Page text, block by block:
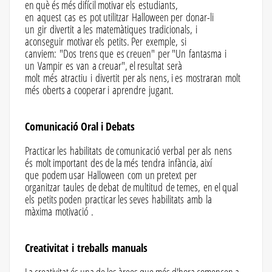
en què és més difícil motivar els estudiants,
en aquest cas es pot utilitzar Halloween per donar-li
un gir divertit a les matemàtiques tradicionals, i
aconseguir motivar els petits. Per exemple, si
canviem: "Dos trens que es creuen" per "Un fantasma i
un Vampir es van a creuar", el resultat serà
molt més atractiu i divertit per als nens, i es mostraran molt
més oberts a cooperar i aprendre jugant.
Comunicació Oral i Debats
Practicar les habilitats de comunicació verbal per als nens
és molt important des de la més tendra infància, així
que podem usar Halloween com un pretext per
organitzar taules de debat de multitud de temes, en el qual
els petits poden practicar les seves habilitats amb la
màxima motivació .
Creativitat i treballs manuals